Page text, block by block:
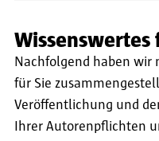
Nachfolgend haben wir
für Sie
Veröffentlichung und
Ihrer Autorenpflichten